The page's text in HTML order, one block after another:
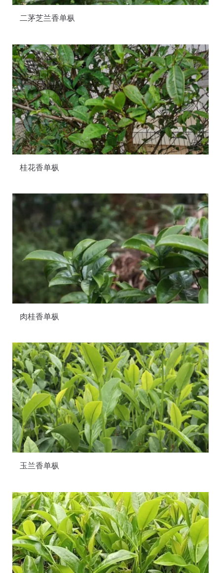
二茅芝兰香单枞
桂花香单枞
肉桂香单枞
玉兰香单枞